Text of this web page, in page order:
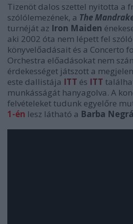
Tizenöt dalos szettel nyitotta a
szólólemezének, a The
turnéját az Iron Maiden
aki 2002 óta nem lépett fel
könyvelőadásait és a Concerto
Orchestra előadásokat nem
érdekességet játszott a
este dallistája ITT és ITT
munkásságát hanyagolva. A
felvételeket tudunk egyelőre
1-én lesz látható a Barba Negrá